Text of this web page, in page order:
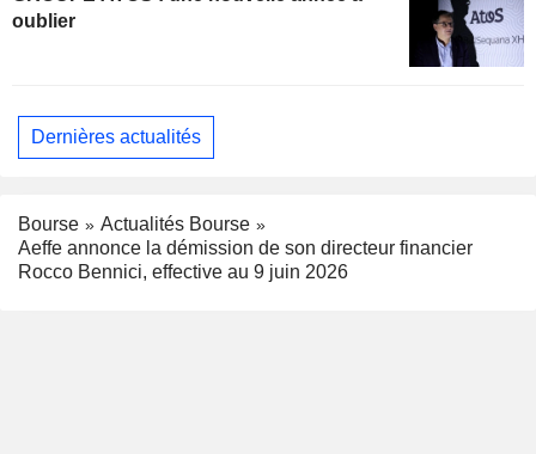
oublier
Dernières actualités
Bourse
Actualités Bourse
Aeffe annonce la démission de son directeur financier
Rocco Bennici, effective au 9 juin 2026